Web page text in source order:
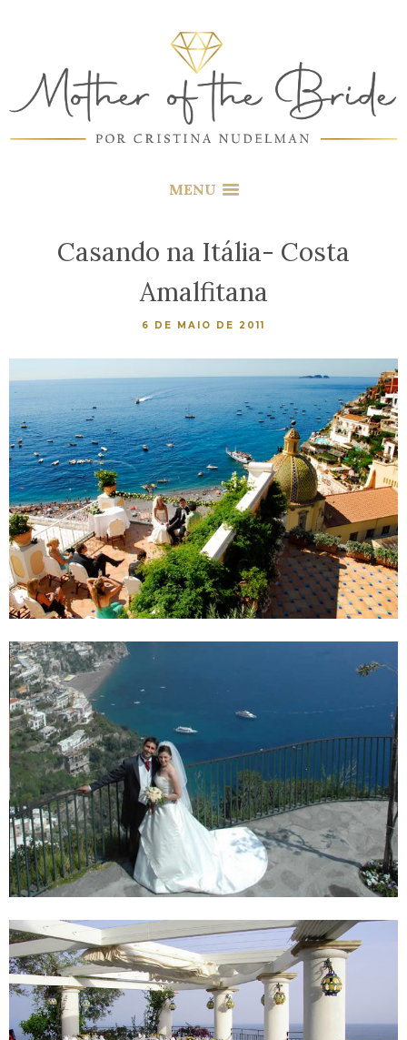
MENU
Casando na Itália- Costa
Amalfitana
6 DE MAIO DE 2011